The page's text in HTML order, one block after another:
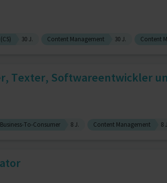
30 J. Content Management 30 J. Content
Texter, Softwareentwickler
Business-To-Consumer 8 J. Content Management 8